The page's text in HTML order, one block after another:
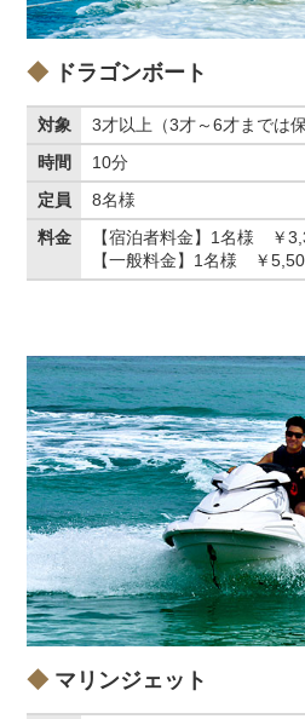
ドラゴンボート
対象
3才以上（3才～6才までは
時間
10分
定員
8名様
料金
【宿泊者料金】1名様 ￥
【一般料金】1名様 ￥
マリンジェット